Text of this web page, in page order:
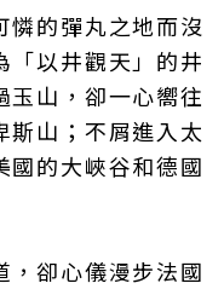
憐的彈丸之地而沒
「以井觀天」的井
玉山，卻一心嚮往
斯山；不屑進入太
國的大峽谷和德國
，卻心儀漫步法國